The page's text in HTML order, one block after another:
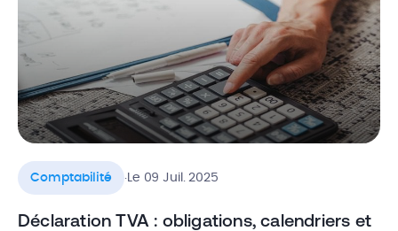
Comptabilité Le 09 Juil. 2025
Déclaration TVA : obligations, calendriers et